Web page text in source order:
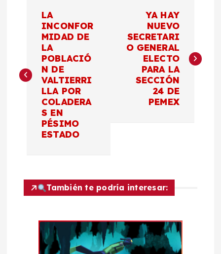
e
ó
LA
INCONFOR
MIDAD DE
LA
POBLACIÓ
N DE
VALTIERRI
LLA POR
COLADERA
S EN
PÉSIMO
ESTADO
YA HAY
NUEVO
SECRETARI
O GENERAL
ELECTO
PARA LA
SECCIÓN
24 DE
PEMEX
También te podría interesar: